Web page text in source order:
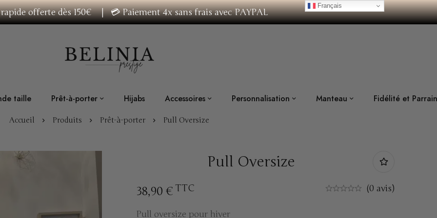
offerte dès 150€ | 💳 Paiement 4x sans frais avec PAYPAL
taille Prêt-à-porter Hijabs Accessoires Personnalisation Manteau Fidélité et
Accueil Produits Prêt-à-porter Pull Oversize
Pull Oversize
38,90 € TTC (0 avis)
Pull oversize pour hiver
Français